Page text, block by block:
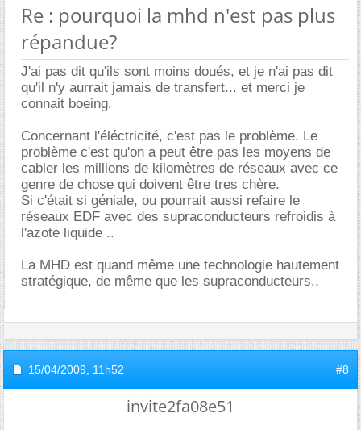
Re : pourquoi la mhd n'est pas plus
répandue?
J'ai pas dit qu'ils sont moins doués, et je n'ai pas dit
qu'il n'y aurrait jamais de transfert... et merci je
connait boeing.
Concernant l'éléctricité, c'est pas le problème. Le
problème c'est qu'on a peut être pas les moyens de
cabler les millions de kilomètres de réseaux avec ce
genre de chose qui doivent être tres chère.
Si c'était si géniale, ou pourrait aussi refaire le
réseaux EDF avec des supraconducteurs refroidis à
l'azote liquide ..
La MHD est quand même une technologie hautement
stratégique, de même que les supraconducteurs..
15/04/2009, 11h52 #8
invite2fa08e51